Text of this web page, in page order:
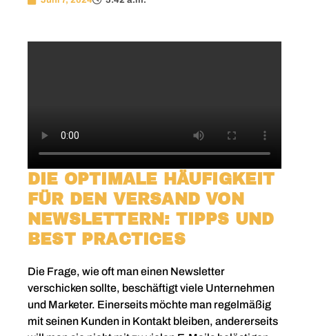
DIE OPTIMALE HÄUFIGKEIT
FÜR DEN VERSAND VON
NEWSLETTERN: TIPPS UND
BEST PRACTICES
Die Frage, wie oft man einen Newsletter
verschicken sollte, beschäftigt viele Unternehmen
und Marketer. Einerseits möchte man regelmäßig
mit seinen Kunden in Kontakt bleiben, andererseits